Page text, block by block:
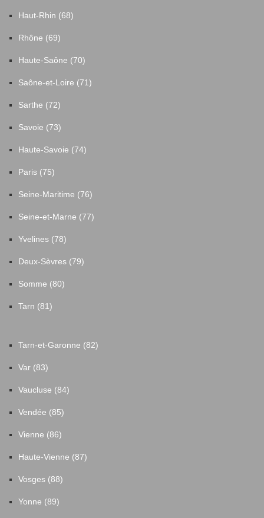
Haut-Rhin (68)
Rhône (69)
Haute-Saône (70)
Saône-et-Loire (71)
Sarthe (72)
Savoie (73)
Haute-Savoie (74)
Paris (75)
Seine-Maritime (76)
Seine-et-Marne (77)
Yvelines (78)
Deux-Sèvres (79)
Somme (80)
Tarn (81)
Tarn-et-Garonne (82)
Var (83)
Vaucluse (84)
Vendée (85)
Vienne (86)
Haute-Vienne (87)
Vosges (88)
Yonne (89)